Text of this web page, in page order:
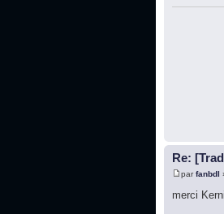
Re:
parfanbdl
merci